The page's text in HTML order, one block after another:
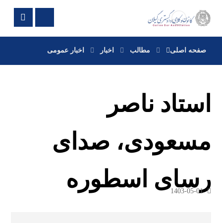
صفحه اصلی مطالب اخبار اخبار عمومی
استاد ناصر
مسعودی، صدای
رسای اسطوره
1403-05-01